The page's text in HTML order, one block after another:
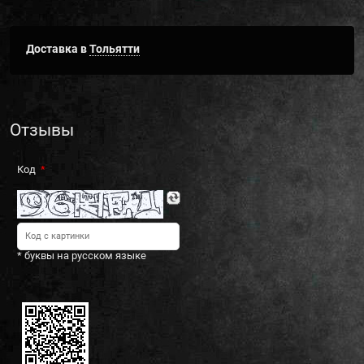
Доставка вТольятти
Отзывы
Код
* буквы на русском языке